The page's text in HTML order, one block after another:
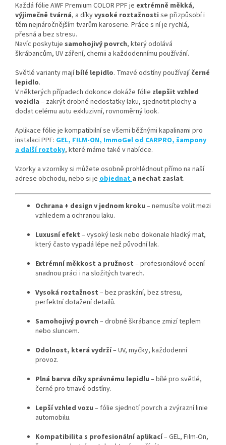
Každá fólie AWF Premium COLOR PPF je extrémně měkká,
výjimečně tvárná, a díkyvysoké roztažnosti se přizpůsobí i
těm nejnáročnějším tvarům karoserie. Práce s ní je rychlá,
přesná a bez stresu.
Navíc poskytuje samohojivý povrch, který odolává
škrábancům, UV záření, chemii a každodennímu používání.
Světlé varianty majíbílé lepidlo. Tmavé odstíny používajíčerné
lepidlo.
V některých případech dokonce dokáže fólie zlepšit vzhled
vozidla – zakrýt drobné nedostatky laku, sjednotit plochy a
dodat celému autu exkluzivní, rovnoměrný look.
Aplikace fólie je kompatibilní se všemi běžnými kapalinami pro
instalaci PPF: GEL, FILM-ON, ImmoGel od CARPRO, šampony
a další roztoky, které máme také v nabídce.
Vzorky a vzorníky si můžete osobně prohlédnout přímo na naší
adrese obchodu, nebo si je objednata nechat zaslat.
Ochrana + design v jednom kroku – nemusíte volit mezi
vzhledem a ochranou laku.
Luxusní efekt – vysoký lesk nebo dokonale hladký mat,
který často vypadá lépe než původní lak.
Extrémní měkkost a pružnost – profesionálové ocení
snadnou práci i na složitých tvarech.
Vysoká roztažnost – bez praskání, bez stresu,
perfektní dotažení detailů.
Samohojivý povrch – drobné škrábance zmizí teplem
nebo sluncem.
Odolnost, která vydrží– UV, myčky, každodenní
provoz.
Plná barva díky správnému lepidlu – bílé pro světlé,
černé pro tmavé odstíny.
Lepší vzhled vozu – fólie sjednotí povrch a zvýrazní linie
automobilu.
Kompatibilita s profesionální aplikací– GEL, Film-On,